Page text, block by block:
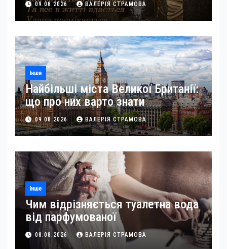
09.08.2026 ВАЛЕРІЯ СТРАМОВА
Інше
Найбільші міста Великої Британії:
що про них варто знати
09.08.2026 ВАЛЕРІЯ СТРАМОВА
Інше
Чим відрізняється туалетна вода
від парфумованої
08.08.2026 ВАЛЕРІЯ СТРАМОВА